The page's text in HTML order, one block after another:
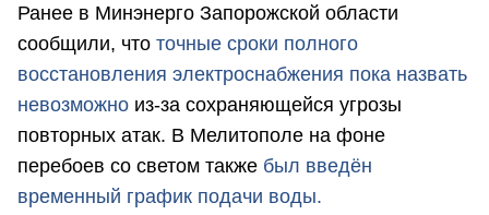
Ранее в Минэнерго Запорожской области
сообщили, что точные сроки полного
восстановления электроснабжения пока назвать
невозможно из-за сохраняющейся угрозы
повторных атак. В Мелитополе на фоне
перебоев со светом также был введён
временный график подачи воды.